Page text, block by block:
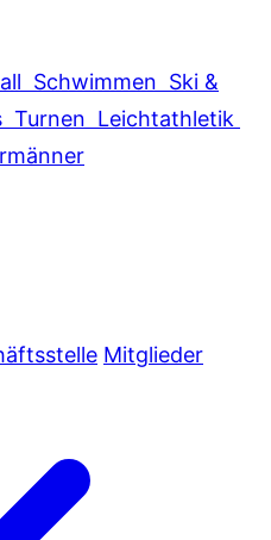
Schwimmen Ski &
Turnen Leichtathletik
Mitglieder